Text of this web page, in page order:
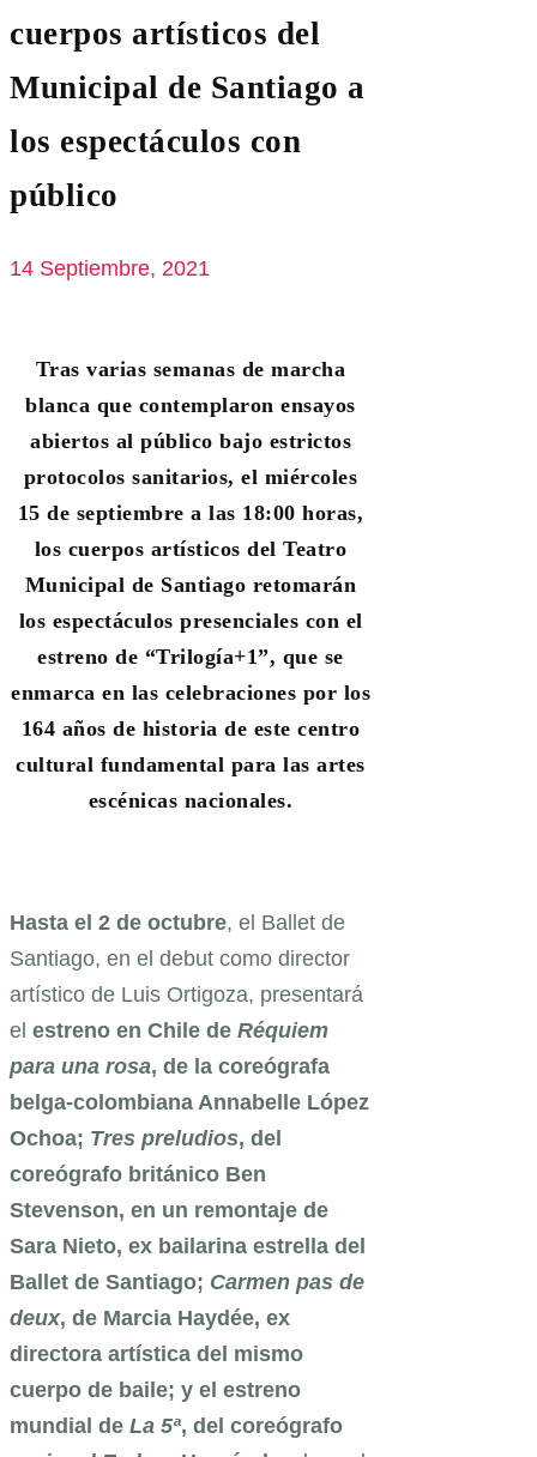
cuerpos artísticos del
Municipal de Santiago a
los espectáculos con
público
14 Septiembre, 2021
Tras varias semanas de marcha
blanca que contemplaron ensayos
abiertos al público bajo estrictos
protocolos sanitarios, el miércoles
15 de septiembre a las 18:00 horas,
los cuerpos artísticos delTeatro
Municipal de Santiago retomarán
los espectáculos presenciales con el
estreno de “Trilogía+1”, que se
enmarca en las celebraciones por los
164 años de historia de este centro
cultural fundamental para las artes
escénicas nacionales.
Hasta el 2 de octubre, el Ballet de
Santiago, en el debut como director
artístico de Luis Ortigoza, presentará
el estreno en Chile de Réquiem
para una rosa, de la coreógrafa
belga-colombiana Annabelle López
Ochoa; Tres preludios, del
coreógrafo británico Ben
Stevenson, en un remontaje de
Sara Nieto, ex bailarina estrella del
Ballet de Santiago; Carmen pas de
deux, de Marcia Haydée, ex
directora artística del mismo
cuerpo de baile; y el estreno
mundial de La 5ª, del coreógrafo